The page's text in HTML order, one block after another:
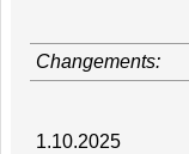
Changements:
1.10.2025